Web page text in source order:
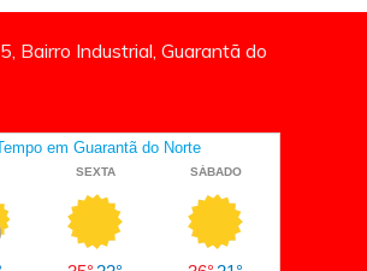
Bairro Industrial, Guarantã do